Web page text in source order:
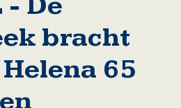
bracht
65